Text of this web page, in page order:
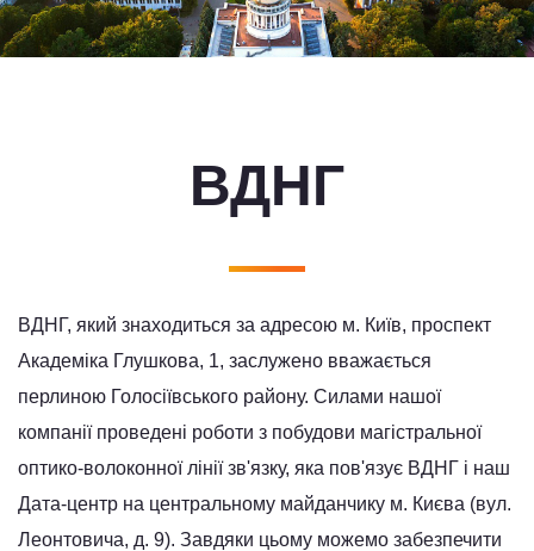
ВДНГ
ВДНГ, який знаходиться за адресою м. Київ, проспект
Академіка Глушкова, 1, заслужено вважається
перлиною Голосіївського району. Силами нашої
компанії проведені роботи з побудови магістральної
оптико-волоконної лінії зв'язку, яка пов'язує ВДНГ і наш
Дата-центр на центральному майданчику м. Києва (вул.
Леонтовича, д. 9). Завдяки цьому можемо забезпечити